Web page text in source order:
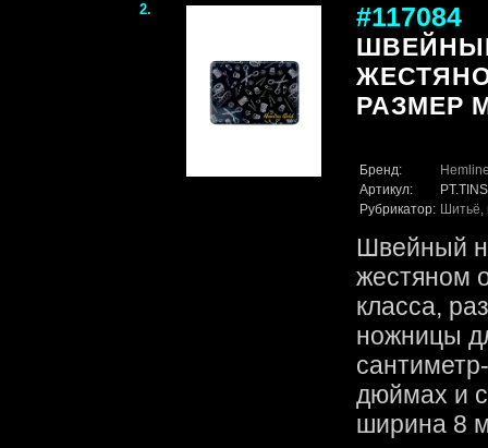
2. #117084
РАЗМЕР
Бренд:
Артикул:
Рубрикатор: Шитьё,
Швейный
жестяном
класса,
ножницы
дюймах и
ширина 8